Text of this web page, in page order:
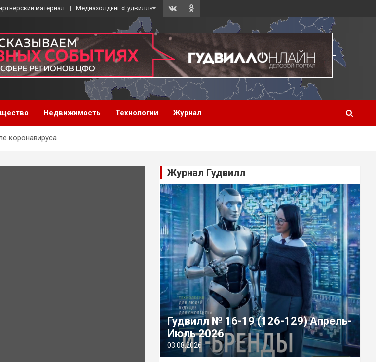
материал Медиахолдинг «Гудвилл»
Недвижимость Технологии Журнал
коронавируса
Журнал Гудвилл
Гудвилл № 16-19 (126-129) Апрель-
Июль 2026
03.08.2026